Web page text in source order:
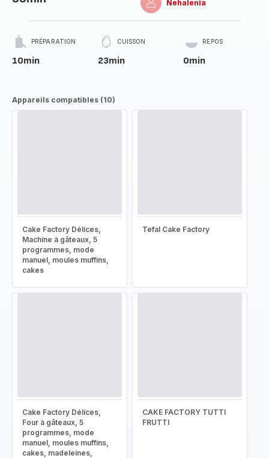
Nehalenia
PRÉPARATION
10min
CUISSON
23min
REPOS
0min
Appareils compatibles (10)
Cake Factory Délices,
Machine à gâteaux, 5
programmes, mode
manuel, moules muffins,
cakes
Tefal Cake Factory
Cake Factory Délices,
Four à gâteaux, 5
programmes, mode
manuel, moules muffins,
cakes, madeleines,
CAKE FACTORY TUTTI
FRUTTI